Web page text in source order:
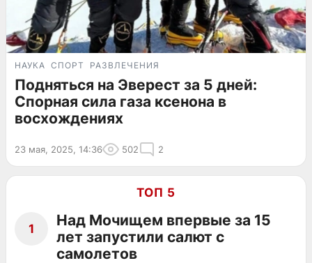
НАУКА СПОРТ РАЗВЛЕЧЕНИЯ
Подняться на Эверест за 5 дней:
Спорная сила газа ксенона в
восхождениях
23 мая, 2025, 14:36 502 2
ТОП 5
1
Над Мочищем впервые за 15
лет запустили салют с
самолетов